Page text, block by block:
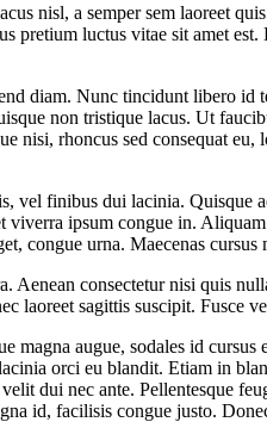
nisl, a semper sem laoreet
luctus vitae sit amet
diam. Nunc tincidunt libero
non tristique lacus. Ut
nisi, rhoncus sed consequat
finibus dui lacinia. Quisque
ipsum congue in.
congue urna. Maecenas
consectetur nisi quis
laoreet sagittis suscipit. Fusce
magna augue, sodales id
orci eu blandit. Etiam in
dui nec ante. Pellentesque
id, facilisis congue justo.